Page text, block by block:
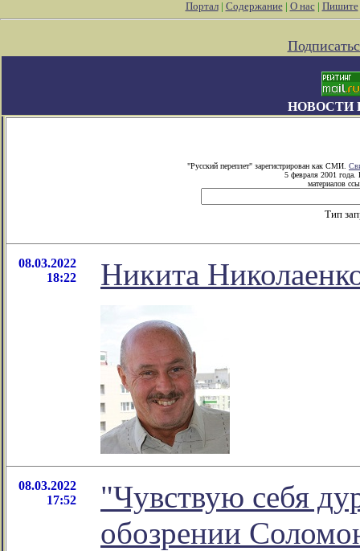
Портал| Содержание| О нас| Пишите
НОВОСТИ
"Русский переплет" зарегистрирован как СМИ.
5 февраля 2001 года.
материалов
Тип
08.03.2022
18:22
Никита
08.03.2022
17:52
"Чувствую себя
обозрении